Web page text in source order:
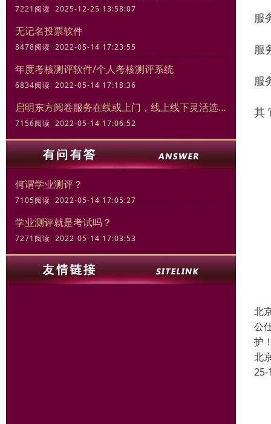
7221阅读 2025-12-25 13:58:07
无记名投票软件
8478阅读 2022-05-14 17:23:55
年度考核测评软件/个人考核测评系统
6834阅读 2022-05-14 17:18:36
启明东方阅卷服务在线或上门，线上线下灵活选择
7156阅读 2022-05-14 17:06:52
何谓学业测评？
7105阅读 2022-05-14 17:05:27
学业测评就是考试吗？
7271阅读 2022-05-14 17:03:53
服
服
服
其
北
公
护
北
25-